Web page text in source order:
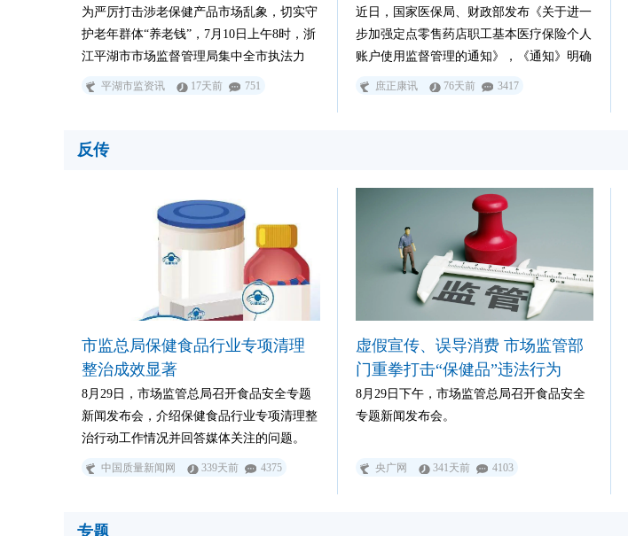
为严厉打击涉老保健产品市场乱象，切实守
护老年群体“养老钱”，7月10日上午8时，浙
江平湖市市场监督管理局集中全市执法力
量，统一开展打击涉老保健类产品非法会销
平湖市监资讯 17天前 751
近日，国家医保局、财政部发布《关于进一
步加强定点零售药店职工基本医疗保险个人
账户使用监督管理的通知》，《通知》明确
对于保健品、日常生活用品等非医疗用品，
庶正康讯 76天前 3417
反传
市监总局保健食品行业专项清理
整治成效显著
8月29日，市场监管总局召开食品安全专题
新闻发布会，介绍保健食品行业专项清理整
治行动工作情况并回答媒体关注的问题。
中国质量新闻网 339天前 4375
虚假宣传、误导消费 市场监管部
门重拳打击“保健品”违法行为
8月29日下午，市场监管总局召开食品安全
专题新闻发布会。
央广网 341天前 4103
专题